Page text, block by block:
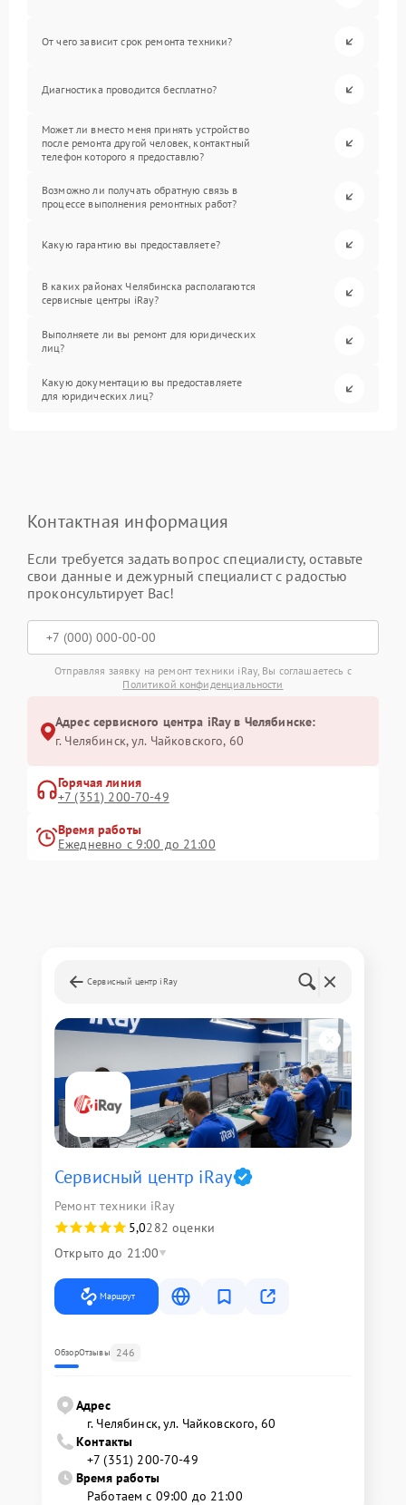
От чего зависит срок ремонта техники?
Диагностика проводится бесплатно?
Может ли вместо меня принять устройство
после ремонта другой человек, контактный
телефон которого я предоставлю?
Возможно ли получать обратную связь в
процессе выполнения ремонтных работ?
Какую гарантию вы предоставляете?
В каких районах Челябинска располагаются
сервисные центры iRay?
Выполняете ли вы ремонт для юридических
лиц?
Какую документацию вы предоставляете
для юридических лиц?
Контактная информация
Если требуется задать вопрос специалисту, оставьте
свои данные и дежурный специалист с радостью
проконсультирует Вас!
Отправляя заявку на ремонт техники iRay, Вы соглашаетесь с
Политикой конфиденциальности
Адрес сервисного центра iRay в Челябинске:
г. Челябинск, ул. Чайковского, 60
Горячая линия
+7 (351) 200-70-49
Время работы
Ежедневно с 9:00 до 21:00
Сервисный центр iRay
Сервисный центр iRay
Ремонт техники iRay
5,0282 оценки
Открыто до 21:00
Маршрут
ОбзорОтзывы 246
Адрес
г. Челябинск, ул. Чайковского, 60
Контакты
+7 (351) 200-70-49
Время работы
Работаем с 09:00 до 21:00